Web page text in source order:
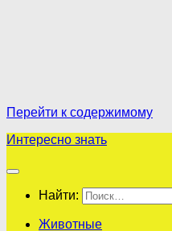
Перейти к содержимому
Интересно знать
Найти:
Животные